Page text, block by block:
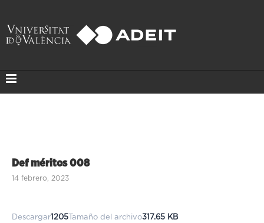
Def méritos 008
14 febrero, 2023
Descargar1205 Tamaño del archivo317.65 KB